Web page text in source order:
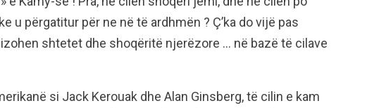
u përgatitur për ne në të ardhmën ? Ç’ka do vijë pas
shtetet dhe shoqëritë njerëzore … në bazë të cilave
si Jack Kerouak dhe Alan Ginsberg, të cilin e kam